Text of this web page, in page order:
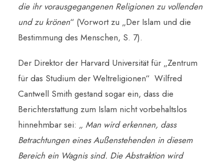
die ihr vorausgegangenen Religionen zu vollenden
und zu krönen“ (Vorwort zu „Der Islam und die
Bestimmung des Menschen, S. 7).
Der Direktor der Harvard Universität für „Zentrum
für das Studium der Weltreligionen“ Wilfred
Cantwell Smith gestand sogar ein, dass die
Berichterstattung zum Islam nicht vorbehaltslos
hinnehmbar sei: „ Man wird erkennen, dass
Betrachtungen eines Außenstehenden in diesem
Bereich ein Wagnis sind. Die Abstraktion wird